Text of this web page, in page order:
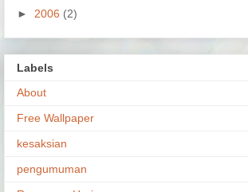
► 2006 (2)
Labels
About
Free Wallpaper
kesaksian
pengumuman